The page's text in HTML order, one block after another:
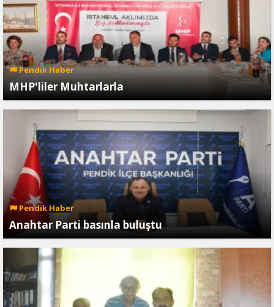
Pendik Haber
MHP'liler Muhtarlarla
Pendik Haber
Anahtar Parti basınla buluştu